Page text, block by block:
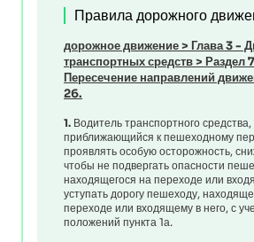
Правила дорожного
дорожное движение > Глава 3 -
транспортных средств > Раздел
Пересечение направлений
26.
1. Водитель транспортного средства,
приближающийся к пешеходному
проявлять особую осторожность,
чтобы не подвергать опасности
находящегося на переходе или
уступать дорогу пешеходу,
переходе или входящему в него, с
положений пункта 1а.